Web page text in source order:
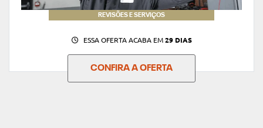
REVISÕES E SERVIÇOS
ESSA OFERTA ACABA EM29 DIAS
CONFIRA A OFERTA